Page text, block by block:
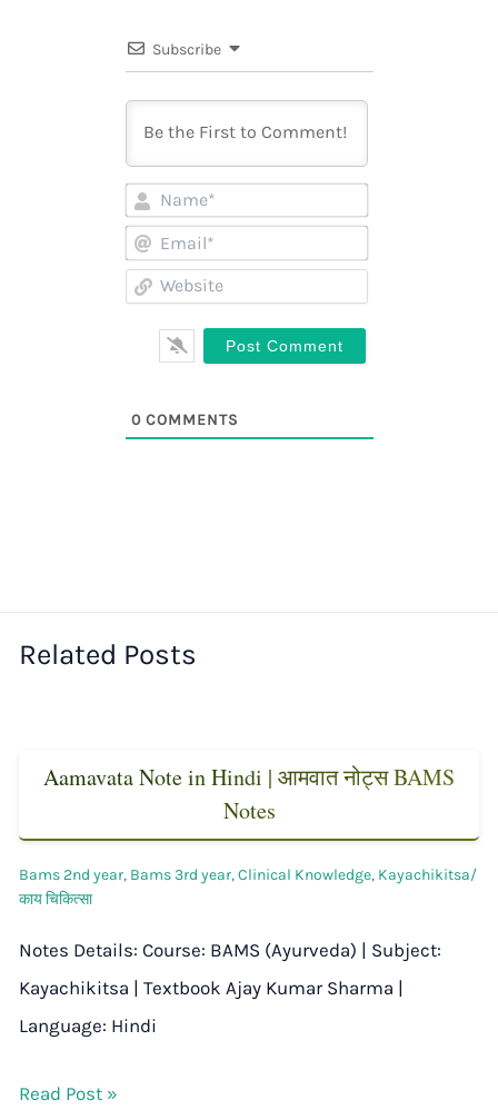
Subscribe
Name*
Email*
Website
0COMMENTS
Related Posts
Aamavata Note in Hindi | आमवात नोट्स BAMS
Notes
Bams 2nd year, Bams 3rd year,Clinical Knowledge, Kayachikitsa/
काय चिकित्सा
Notes Details: Course: BAMS (Ayurveda) | Subject:
Kayachikitsa | Textbook Ajay Kumar Sharma |
Language: Hindi
Read Post »